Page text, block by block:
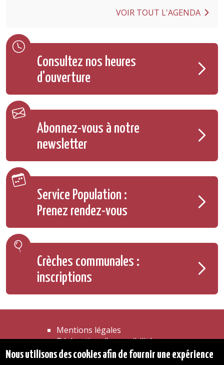
VOIR TOUT L'AGENDA
Consultez nos heures
d'ouverture
Abonnez-vous à notre
newsletter
Service Population :
Prenez rendez-vous
Crèches communales :
inscriptions
Mentions légales
Déclaration d'accessibilité
Transparence
Nous utilisons des cookies afin de fournir une expérience